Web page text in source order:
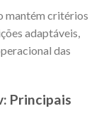
mantém critérios
adaptáveis,
das
Principais